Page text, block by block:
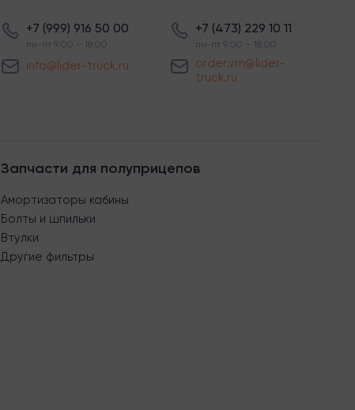
+7 (999) 916 50 00
пн-пт 9:00 – 18:00
info@lider-truck.ru
+7 (473) 229 10 11
пн-пт 9:00 – 18:00
order.vrn@lider-
truck.ru
Запчасти для полуприцепов
Амортизаторы кабины
Болты и шпильки
Втулки
Другие фильтры